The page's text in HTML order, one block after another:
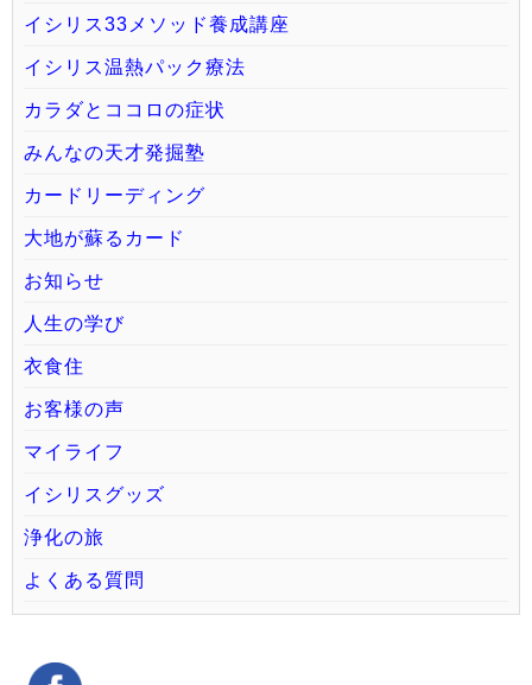
イシリス33メソッド養成講座
イシリス温熱パック療法
カラダとココロの症状
みんなの天才発掘塾
カードリーディング
大地が蘇るカード
お知らせ
人生の学び
衣食住
お客様の声
マイライフ
イシリスグッズ
浄化の旅
よくある質問